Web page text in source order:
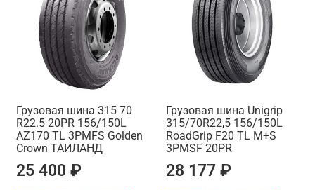
Грузовая шина 315 70
R22.5 20PR 156/150L
AZ170 TL 3PMFS Golden
Crown ТАИЛАНД
25 400 ₽
Грузовая шина Unigrip
315/70R22,5 156/150L
RoadGrip F20 TL M+S
3PMSF 20PR
28 177 ₽